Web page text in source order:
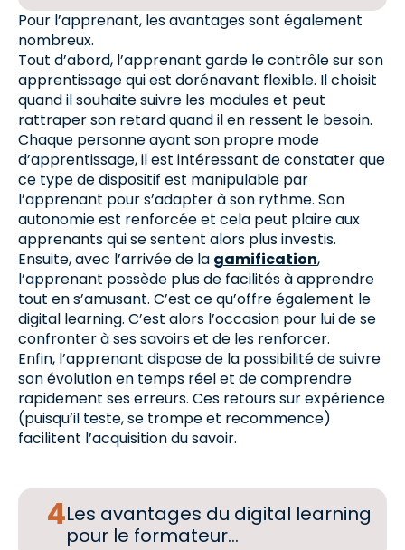
Pour l’apprenant, les avantages sont également
nombreux.
Tout d’abord, l’apprenant garde le contrôle sur son
apprentissage qui est dorénavant flexible. Il choisit
quand il souhaite suivre les modules et peut
rattraper son retard quand il en ressent le besoin.
Chaque personne ayant son propre mode
d’apprentissage, il est intéressant de constater que
ce type de dispositif est manipulable par
l’apprenant pour s’adapter à son rythme. Son
autonomie est renforcée et cela peut plaire aux
apprenants qui se sentent alors plus investis.
Ensuite, avec l’arrivée de la gamification,
l’apprenant possède plus de facilités à apprendre
tout en s’amusant. C’est ce qu’offre également le
digital learning. C’est alors l’occasion pour lui de se
confronter à ses savoirs et de les renforcer.
Enfin, l’apprenant dispose de la possibilité de suivre
son évolution en temps réel et de comprendre
rapidement ses erreurs. Ces retours sur expérience
(puisqu’il teste, se trompe et recommence)
facilitent l’acquisition du savoir.
Les avantages du digital learning
pour le formateur…